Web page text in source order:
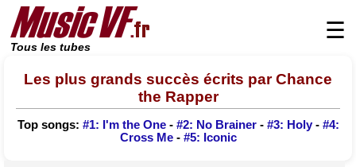
Tous les tubes
☰
Les plus grands succès écrits par Chance
the Rapper
Top songs: #1: I'm the One- #2: No Brainer- #3: Holy- #4:
Cross Me- #5: Iconic